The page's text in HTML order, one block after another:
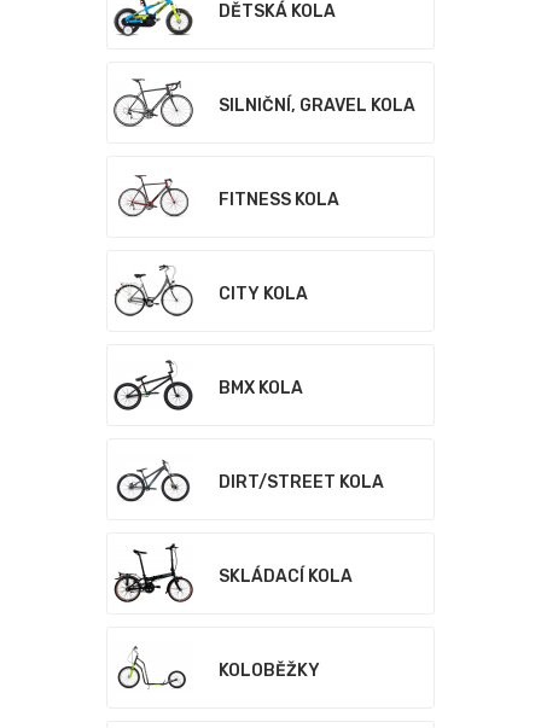
DĚTSKÁ KOLA
SILNIČNÍ, GRAVEL KOLA
FITNESS KOLA
CITY KOLA
BMX KOLA
DIRT/STREET KOLA
SKLÁDACÍ KOLA
KOLOBĚŽKY